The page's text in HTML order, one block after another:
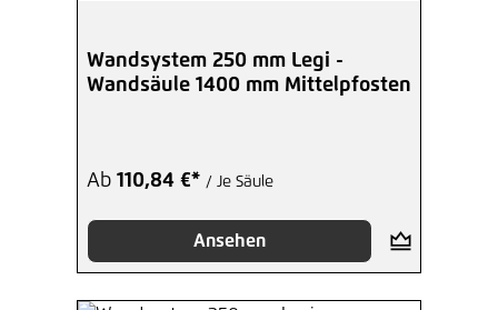
Wandsystem 250 mm Legi -
Wandsäule 1400 mm Mittelpfosten
Ab 110,84 €* / Je Säule
Ansehen